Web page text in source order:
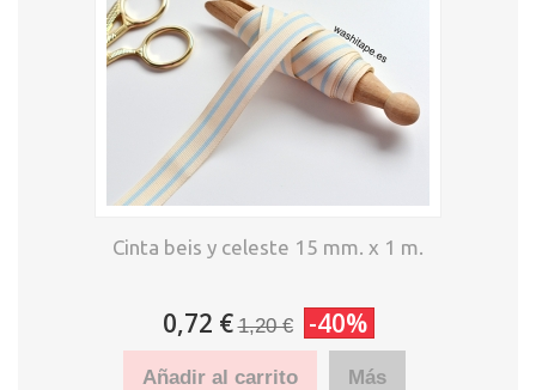
Cinta beis y celeste 15 mm. x 1 m.
0,72 € 1,20 € -40%
Añadir al carrito Más